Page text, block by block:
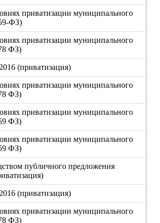
приватизации муниципального
ФЗ)
приватизации муниципального
ФЗ)
(приватизация)
приватизации муниципального
ФЗ)
приватизации муниципального
ФЗ)
приватизации муниципального
ФЗ)
публичного предложения
(приватизация)
приватизации муниципального
ФЗ)